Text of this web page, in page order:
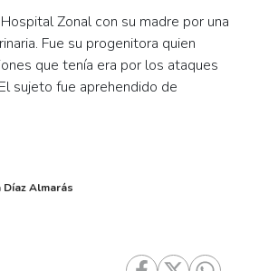
Zonal con su madre por una
Fue su progenitora quien
que tenía era por los ataques
sujeto fue aprehendido de
Díaz Almarás